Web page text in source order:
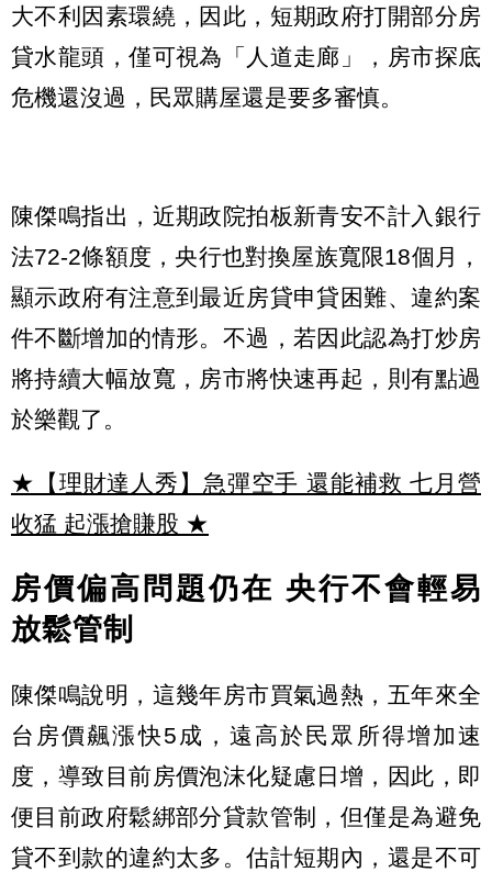
大不利因素環繞，因此，短期政府打開部分房
貸水龍頭，僅可視為「人道走廊」，房市探底
危機還沒過，民眾購屋還是要多審慎。
陳傑鳴指出，近期政院拍板新青安不計入銀行
法72-2條額度，央行也對換屋族寬限18個月，
顯示政府有注意到最近房貸申貸困難、違約案
件不斷增加的情形。不過，若因此認為打炒房
將持續大幅放寬，房市將快速再起，則有點過
於樂觀了。
★【理財達人秀】急彈空手 還能補救 七月營
收猛 起漲搶賺股 ★
房價偏高問題仍在 央行不會輕易
放鬆管制
陳傑鳴說明，這幾年房市買氣過熱，五年來全
台房價飆漲快5成，遠高於民眾所得增加速
度，導致目前房價泡沫化疑慮日增，因此，即
便目前政府鬆綁部分貸款管制，但僅是為避免
貸不到款的違約太多。估計短期內，還是不可